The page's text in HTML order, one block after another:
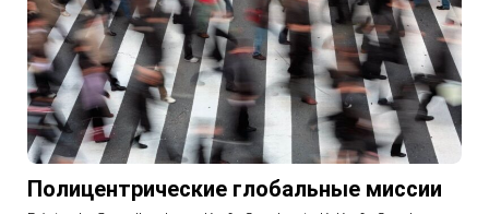
Полицентрические глобальные миссии